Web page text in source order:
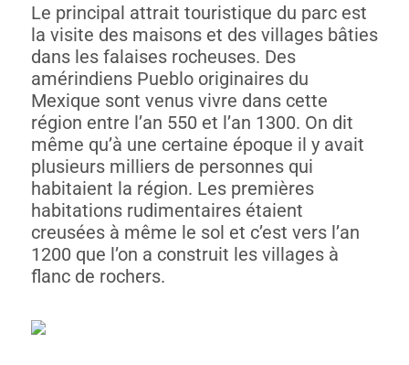
Le principal attrait touristique du parc est
la visite des maisons et des villages bâties
dans les falaises rocheuses. Des
amérindiens Pueblo originaires du
Mexique sont venus vivre dans cette
région entre l’an 550 et l’an 1300. On dit
même qu’à une certaine époque il y avait
plusieurs milliers de personnes qui
habitaient la région. Les premières
habitations rudimentaires étaient
creusées à même le sol et c’est vers l’an
1200 que l’on a construit les villages à
flanc de rochers.